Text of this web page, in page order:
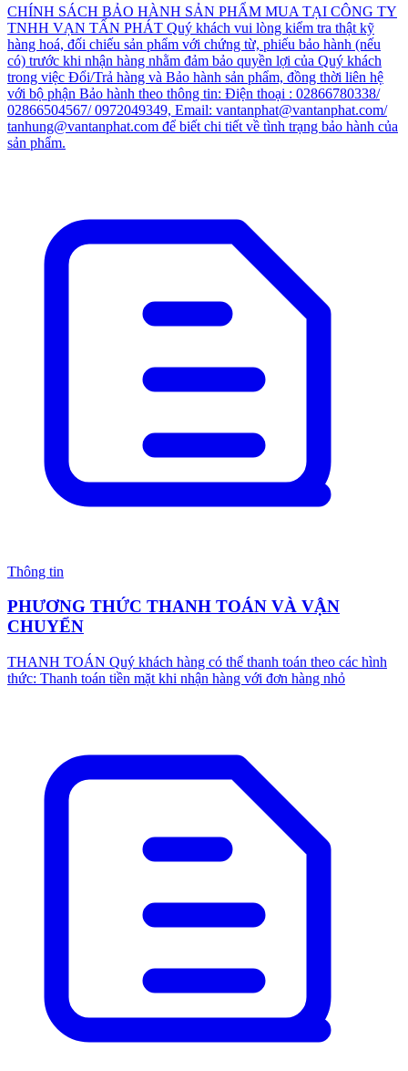
CHÍNH SÁCH BẢO HÀNH SẢN PHẨM MUA TẠI CÔNG TY
TNHH VẠN TẤN PHÁT Quý khách vui lòng kiểm tra thật kỹ
hàng hoá, đối chiếu sản phẩm với chứng từ, phiếu bảo hành (nếu
có) trước khi nhận hàng nhằm đảm bảo quyền lợi của Quý khách
trong việc Đổi/Trả hàng và Bảo hành sản phẩm, đồng thời liên hệ
với bộ phận Bảo hành theo thông tin: Điện thoại : 02866780338/
02866504567/ 0972049349, Email: vantanphat@vantanphat.com/
tanhung@vantanphat.com để biết chi tiết về tình trạng bảo hành của
sản phẩm.
Thông tin
PHƯƠNG THỨC THANH TOÁN VÀ VẬN
CHUYỂN
THANH TOÁN Quý khách hàng có thể thanh toán theo các hình
thức: Thanh toán tiền mặt khi nhận hàng với đơn hàng nhỏ